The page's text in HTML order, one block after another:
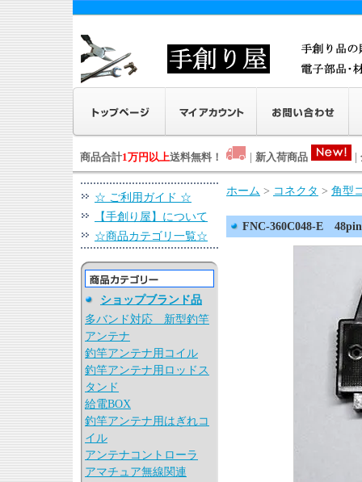
商品合計1万円以上送料無料！ 新入荷商品
☆ ご利用ガイド ☆
【手創り屋】について
☆商品カテゴリ一覧☆
ショップブランド品
多バンド対応 新型釣竿
アンテナ
釣竿アンテナ用コイル
釣竿アンテナ用ロッドス
タンド
給電BOX
釣竿アンテナ用はぎれコ
イル
アンテナコントローラ
アマチュア無線関連
ホーム > コネクタ > 角型
FNC-360C048-E